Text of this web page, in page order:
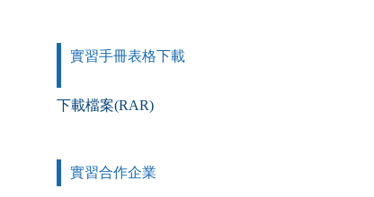
實習手冊表格下載
下載檔案(RAR)
實習合作企業